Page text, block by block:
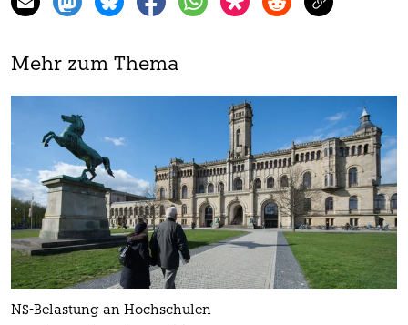
Mehr zum Thema
NS-Belastung an Hochschulen